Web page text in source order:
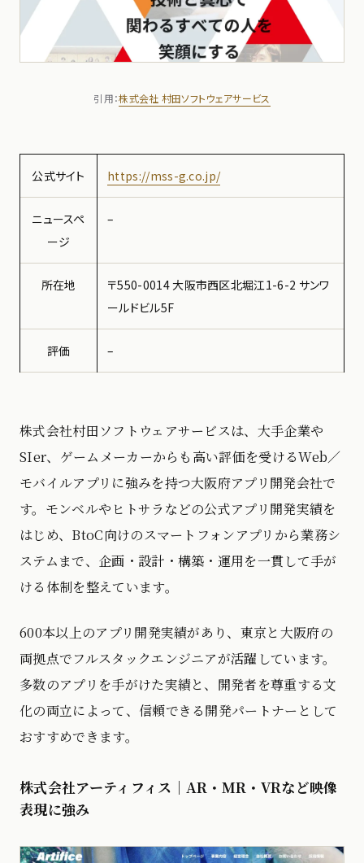
引用：株式会社 村田ソフトウェアサービス
公式サイト https://mss-g.co.jp/
ニュースペ
ージ
–
所在地
〒550-0014 大阪市西区北堀江1-6-2 サンワ
ールドビル5F
評価 –
株式会社村田ソフトウェアサービスは、大手企業や
SIer、ゲームメーカーからも高い評価を受けるWeb／
モバイルアプリに強みを持つ大阪府アプリ開発会社で
す。モンベルやヒトサラなどの公式アプリ開発実績を
はじめ、BtoC向けのスマートフォンアプリから業務シ
ステムまで、企画・設計・構築・運用を一貫して手が
ける体制を整えています。
600本以上のアプリ開発実績があり、東京と大阪府の
両拠点でフルスタックエンジニアが活躍しています。
多数のアプリを手がけた実績と、開発者を尊重する文
化の両立によって、信頼できる開発パートナーとして
おすすめできます。
株式会社アーティフィス｜AR・MR・VRなど映像
表現に強み